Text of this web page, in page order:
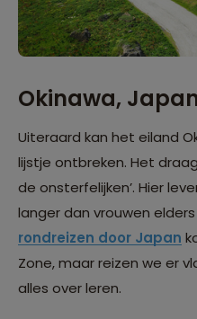
Okinawa,
Uiteraard kan het eiland
lijstje ontbreken. Het
de onsterfelijken’. Hier
langer dan vrouwen
rondreizen door Japan
Zone, maar reizen we er
alles over leren.